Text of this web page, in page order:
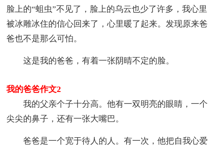
脸上的“蛆虫”不见了，脸上的乌云也少了许多，我心里
被冰雕冰住的信心回来了，心里暖了起来。发现原来爸
爸也不是那么可怕。
这是我的爸爸，有着一张阴晴不定的脸。
我的爸爸作文2
我的父亲个子十分高。他有一双明亮的眼睛，一个
尖尖的鼻子，还有一张大嘴巴。
爸爸是一个宽于待人的人。有一次，他把自我心爱